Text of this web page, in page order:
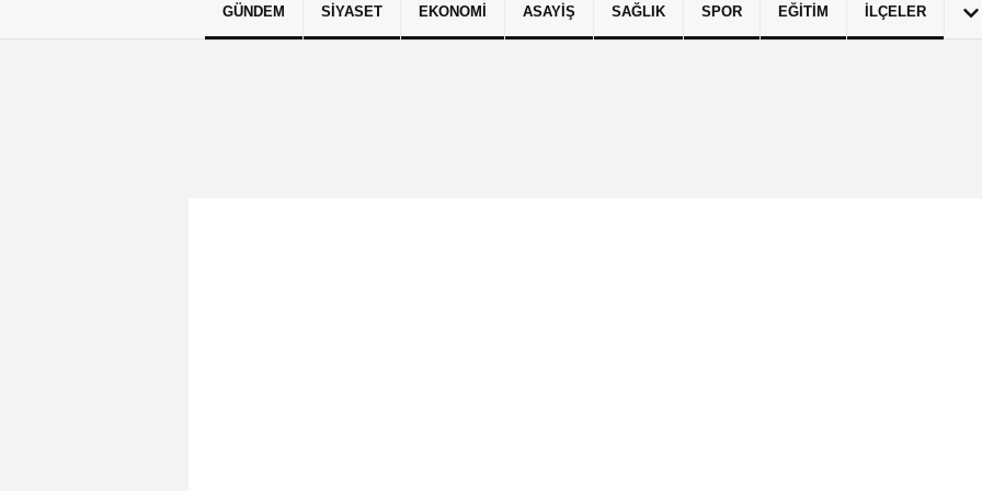
Künye İletişim Çerez Politikası Gizlilik İlkeleri
GÜNDEM SIYASET EKONOMI ASAYIŞ SAĞLIK SPOR EĞITIM İLÇELER